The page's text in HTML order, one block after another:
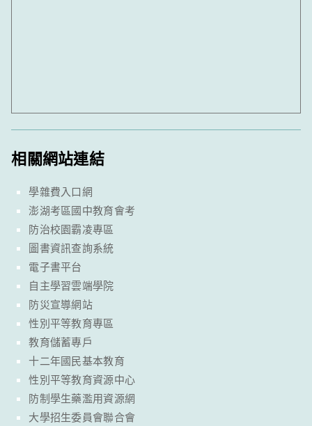
相關網站連結
學雜費入口網
澎湖考區國中教育會考
防治校園霸凌專區
圖書資訊查詢系統
電子書平台
自主學習雲端學院
防災宣導網站
性別平等教育專區
教育儲蓄專戶
十二年國民基本教育
性別平等教育資源中心
防制學生藥濫用資源網
大學招生委員會聯合會